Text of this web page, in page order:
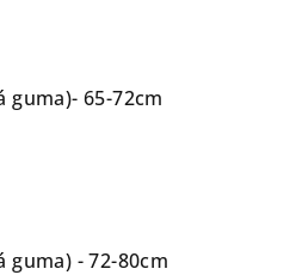
65-72cm
- 72-80cm